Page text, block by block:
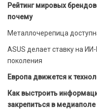
Рейтинг мировых
почему
Металлочерепица
ASUS делает ставку на
поколения
Европа движется к
Как выстроить
закрепиться в медиаполе